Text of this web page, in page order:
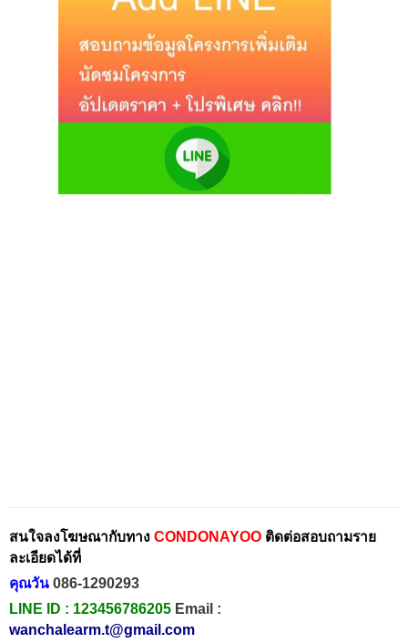
สนใจลงโฆษณากับทาง CONDONAYOO ติดต่อสอบถามราย
ละเอียดได้ที่
คุณวัน 086-1290293
LINE ID : 123456786205 Email :
wanchalearm.t@gmail.com